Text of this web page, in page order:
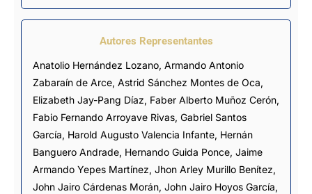
Autores Representantes
Anatolio Hernández Lozano, Armando Antonio
Zabaraín de Arce, Astrid Sánchez Montes de Oca,
Elizabeth Jay-Pang Díaz, Faber Alberto Muñoz Cerón,
Fabio Fernando Arroyave Rivas, Gabriel Santos
García, Harold Augusto Valencia Infante, Hernán
Banguero Andrade, Hernando Guida Ponce, Jaime
Armando Yepes Martínez, Jhon Arley Murillo Benítez,
John Jairo Cárdenas Morán, John Jairo Hoyos García,